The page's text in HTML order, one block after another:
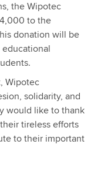
the Wipotec
to the
donation will be
Wipotec
solidarity, and
would like to thank
tireless efforts
to their important